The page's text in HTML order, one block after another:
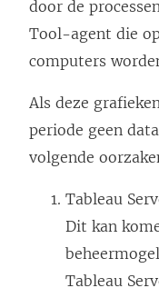
door de
Tool-agent die
computers
Als deze
periode geen
volgende
Tableau
Dit kan
Tableau